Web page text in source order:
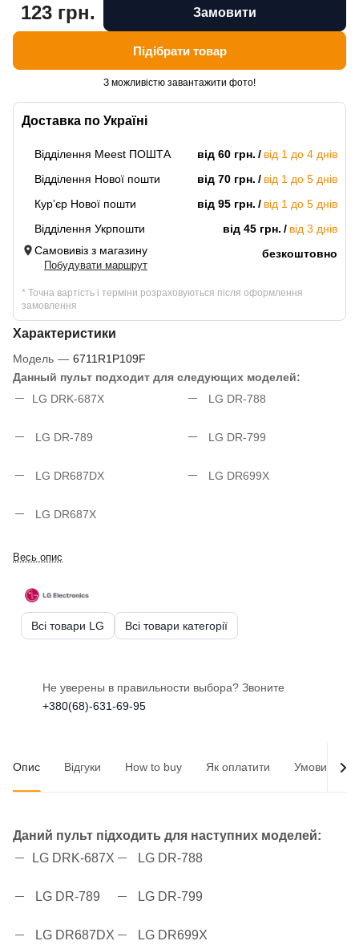
Данный пульт подходит для следующих моделей:
LG DRK-687X
LG DR-788
LG DR-789 LG DR-799
LG DR687DX LG DR699X
LG DR687X
Весь опис
Доставка по Україні
Відділення Meest ПОШТА від 60 грн.
від 1 до 4 днів
Відділення Нової пошти
від 70 грн.
від 1 до 5 днів
Кур’єр Нової пошти
від 95 грн.
від 1 до 5 днів
Відділення Укрпошти
від 45 грн.
від 3 днів
Самовивіз з магазину
Побудувати маршрут
безкоштовно
* Точна вартість і терміни розраховуються після оформлення
замовлення
Характеристики
Модель — 6711R1P109F
123 грн. Замовити
Підібрати товар
З можливістю завантажити фото!
Всі товари LG Всі товари категорії
Не уверены в правильности выбора? Звоните
+380(68)-631-69-95
Опис Відгуки How to buy Як оплатити Умови
Даний пульт підходить для наступних моделей:
LG DRK-687X
LG DR-788
LG DR-789 LG DR-799
LG DR687DX LG DR699X